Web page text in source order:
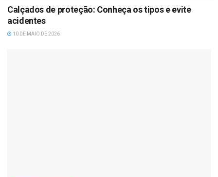
Calçados de proteção: Conheça os tipos e evite
acidentes
10 DE MAIO DE 2026